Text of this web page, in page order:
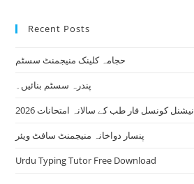
Recent Posts
حجامہ کلینک منیجمنٹ سسٹم
پندرہ سسٹم بنائیں۔
نیشنل کونسل فار طب کے سالانہ امتحانات 2026
پنسار دواخانہ منیجمنٹ سافٹ ویئر
Urdu Typing Tutor Free Download